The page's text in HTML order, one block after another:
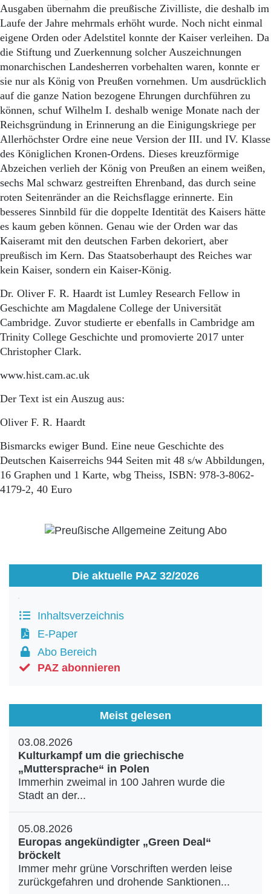
Ausgaben übernahm die preußische Zivilliste, die deshalb im
Laufe der Jahre mehrmals erhöht wurde. Noch nicht einmal
eigene Orden oder Adelstitel konnte der Kaiser verleihen. Da
die Stiftung und Zuerkennung solcher Auszeichnungen
monarchischen Landesherren vorbehalten waren, konnte er
sie nur als König von Preußen vornehmen. Um ausdrücklich
auf die ganze Nation bezogene Ehrungen durchführen zu
können, schuf Wilhelm I. deshalb wenige Monate nach der
Reichsgründung in Erinnerung an die Einigungskriege per
Allerhöchster Ordre eine neue Version der III. und IV. Klasse
des Königlichen Kronen-Ordens. Dieses kreuzförmige
Abzeichen verlieh der König von Preußen an einem weißen,
sechs Mal schwarz gestreiften Ehrenband, das durch seine
roten Seitenränder an die Reichsflagge erinnerte. Ein
besseres Sinnbild für die doppelte Identität des Kaisers hätte
es kaum geben können. Genau wie der Orden war das
Kaiseramt mit den deutschen Farben dekoriert, aber
preußisch im Kern. Das Staatsoberhaupt des Reiches war
kein Kaiser, sondern ein Kaiser-König.
Dr. Oliver F. R. Haardt ist Lumley Research Fellow in
Geschichte am Magdalene College der Universität
Cambridge. Zuvor studierte er ebenfalls in Cambridge am
Trinity College Geschichte und promovierte 2017 unter
Christopher Clark.
www.hist.cam.ac.uk
Der Text ist ein Auszug aus:
Oliver F. R. Haardt
Bismarcks ewiger Bund. Eine neue Geschichte des
Deutschen Kaiserreichs 944 Seiten mit 48 s/w Abbildungen,
16 Graphen und 1 Karte, wbg Theiss, ISBN: 978-3-8062-
4179-2, 40 Euro
Die aktuelle PAZ 32/2026
Inhaltsverzeichnis
E-Paper
Abo Bereich
PAZ abonnieren
Meist gelesen
03.08.2026
Kulturkampf um die griechische
„Muttersprache“ in Polen
Immerhin zweimal in 100 Jahren wurde die
Stadt an der...
05.08.2026
Europas angekündigter „Green Deal“
bröckelt
Immer mehr grüne Vorschriften werden leise
zurückgefahren und drohende Sanktionen...